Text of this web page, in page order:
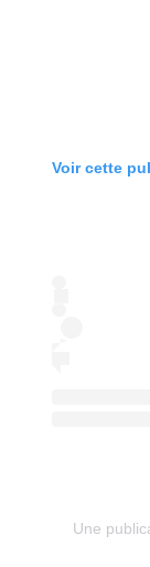
Voir cette
Une